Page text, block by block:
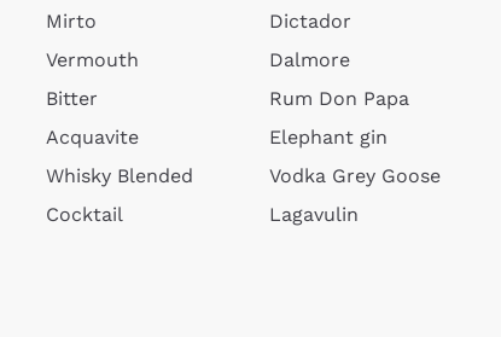
Mirto
Vermouth
Bitter
Acquavite
Whisky Blended
Cocktail
Dictador
Dalmore
Rum Don Papa
Elephant gin
Vodka Grey Goose
Lagavulin